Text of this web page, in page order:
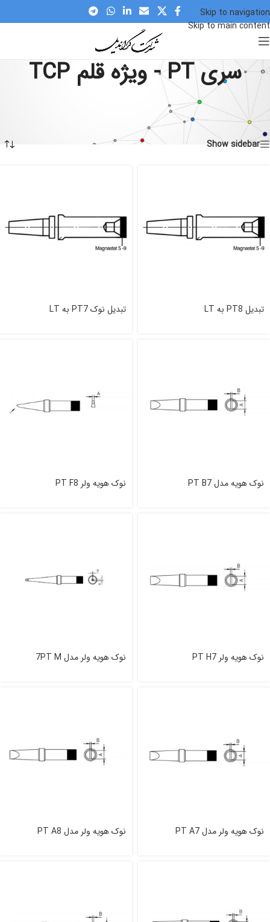
Skip to navigation
Skip to main content
سری PT - ویژه قلم TCP
Home محصولات » تجهیزات لحیم کاری
- ویژه قلم TCP
نمایش 1–12 از 28 نتیجه
Show sidebar
تبدیل PT8 به LT تبدیل نوک PT7 به LT
نوک هویه مدل PT B7 نوک هویه ولر PT F8
نوک هویه ولر PT H7 نوک هویه ولر مدل 7PT M
نوک هویه ولر مدل PT A7 نوک هویه ولر مدل PT A8